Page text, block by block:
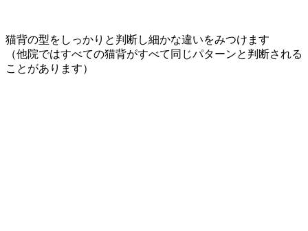
猫背の型をしっかりと判断し細かな違いをみつけます
（他院ではすべての猫背がすべて同じパターンと判断される
ことがあります）